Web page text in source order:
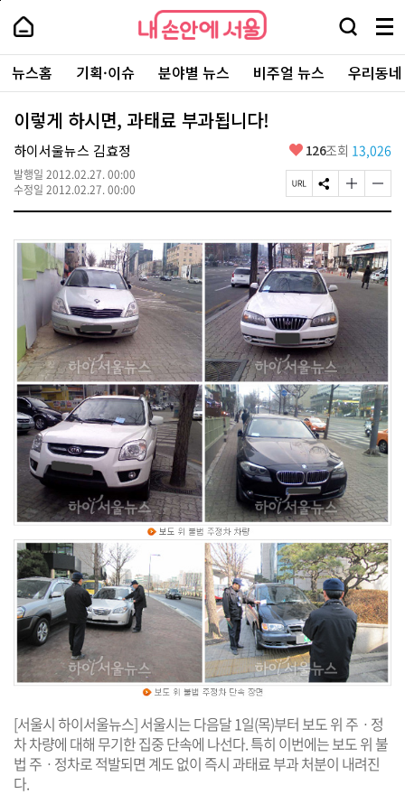
본
로
가
내
손
안
에
서
울
-
서
울
시
대
표
소
포
털
내
손
에
울
검
창
열
기
메
뉴
전
체
보
주
요
서
뉴스홈 기획·이슈 분야별 뉴스 비주얼 뉴스 우리동
이렇게 하시면, 과태료 부과됩니다!
하이서울뉴스 김효정
발행일 2012.02.27. 00:00
수정일 2012.02.27. 00:00
좋
요
126조회 13,026
페
이
U
R
L
복
사
S
N
공
유
하
기
글
자
기
크
게
변
하
글
자
기
작
게
변
[서울시 하이서울뉴스] 서울시는 다음달 1일(목)부터 보도 위 주ㆍ정
차 차량에 대해 무기한 집중 단속에 나선다. 특히 이번에는 보도 위 불
법 주ㆍ정차로 적발되면 계도 없이 즉시 과태료 부과 처분이 내려진
다.
페
상
단
로